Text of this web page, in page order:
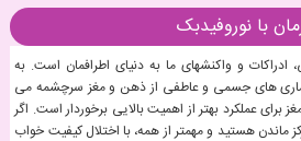
با نوروفیدبک
ادراکات و واکنشهای ما به دنیای اطرافمان است. به
های جسمی و عاطفی از ذهن و مغز سرچشمه می
برای عملکرد بهتر از اهمیت بالایی برخوردار است. اگر
ماندن هستید و مهمتر از همه، با اختلال کیفیت خواب